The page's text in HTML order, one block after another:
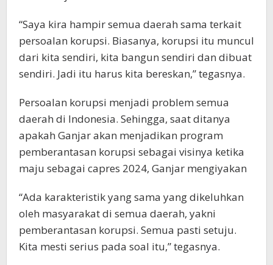
“Saya kira hampir semua daerah sama terkait
persoalan korupsi. Biasanya, korupsi itu muncul
dari kita sendiri, kita bangun sendiri dan dibuat
sendiri. Jadi itu harus kita bereskan,” tegasnya.
Persoalan korupsi menjadi problem semua
daerah di Indonesia. Sehingga, saat ditanya
apakah Ganjar akan menjadikan program
pemberantasan korupsi sebagai visinya ketika
maju sebagai capres 2024, Ganjar mengiyakan
“Ada karakteristik yang sama yang dikeluhkan
oleh masyarakat di semua daerah, yakni
pemberantasan korupsi. Semua pasti setuju.
Kita mesti serius pada soal itu,” tegasnya.